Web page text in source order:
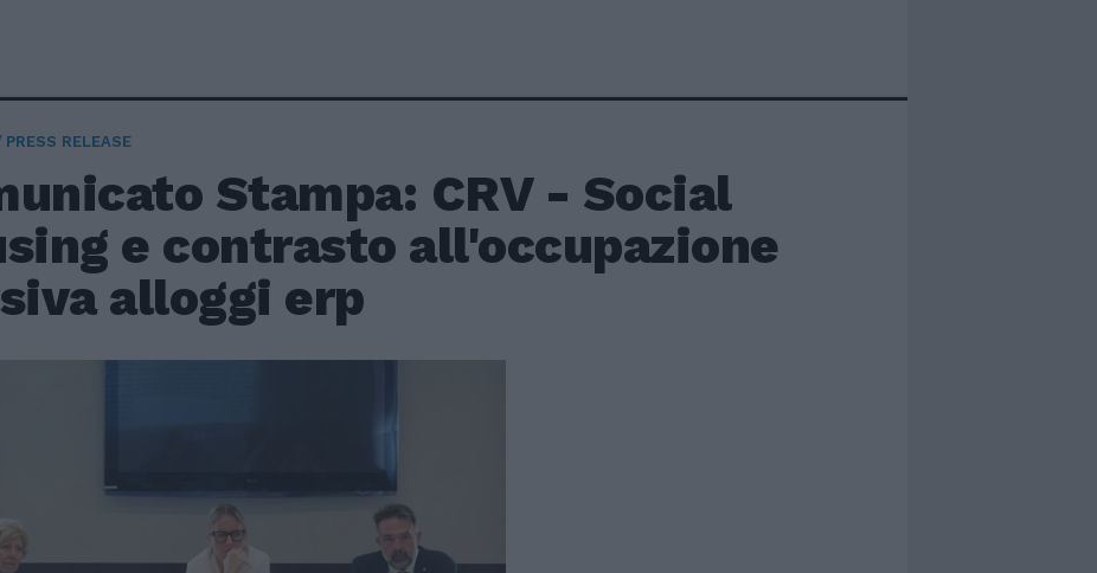
PRESS RELEASE
Stampa: CRV - Social
e contrasto all'occupazione
alloggi erp